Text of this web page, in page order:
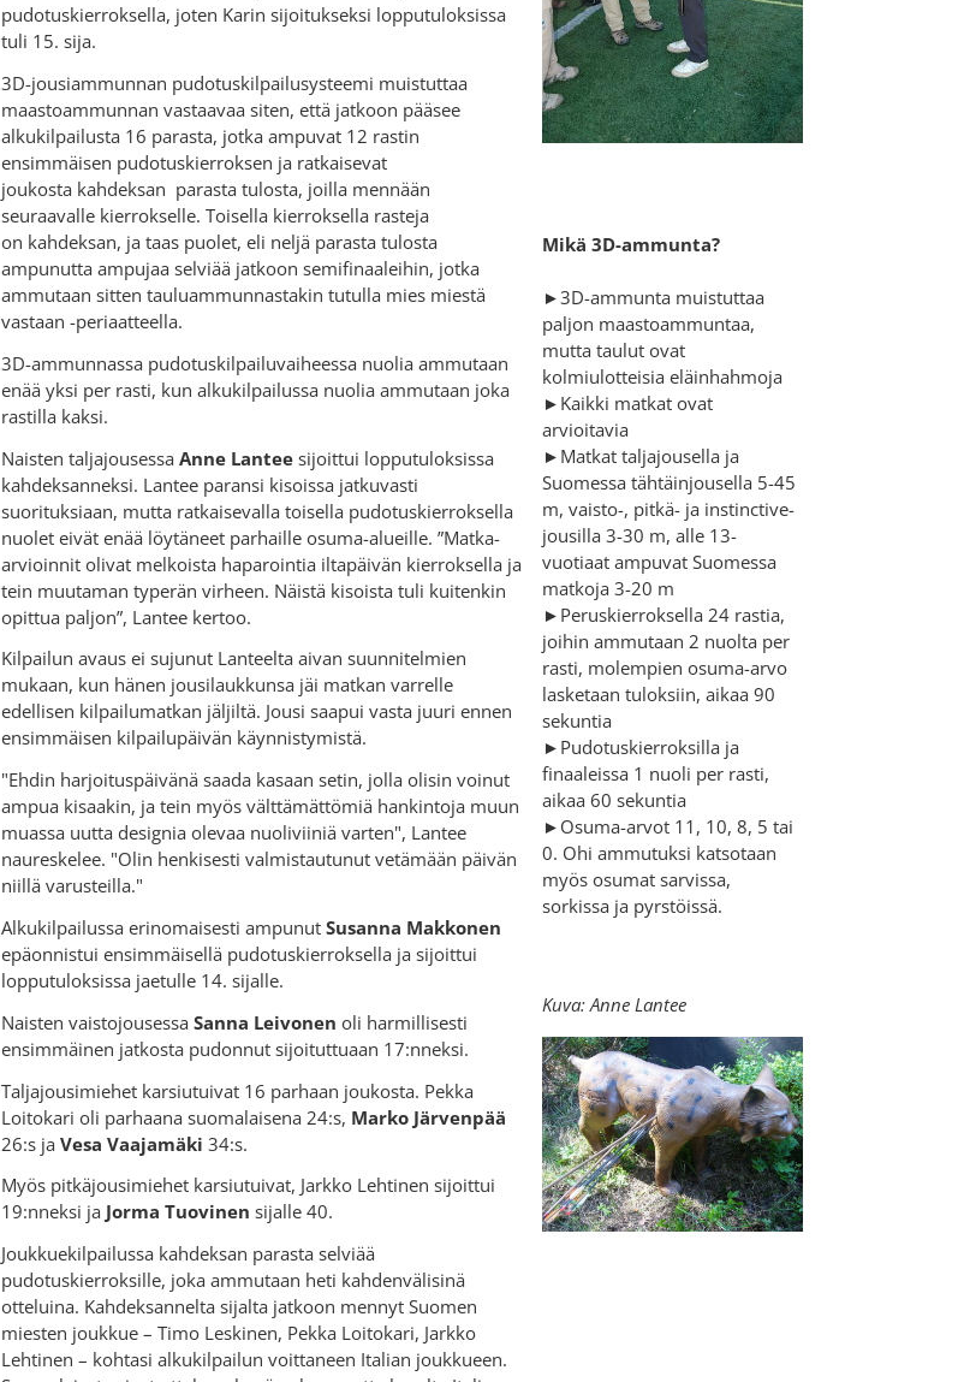
pudotuskierroksella, joten Karin sijoitukseksi lopputuloksissa
tuli 15. sija.
3D-jousiammunnan pudotuskilpailusysteemi muistuttaa
maastoammunnan vastaavaa siten, että jatkoon pääsee
alkukilpailusta 16 parasta, jotka ampuvat 12 rastin
ensimmäisen pudotuskierroksen ja ratkaisevat
joukosta kahdeksan parasta tulosta, joilla mennään
seuraavalle kierrokselle. Toisella kierroksella rasteja
on kahdeksan, ja taas puolet, eli neljä parasta tulosta
ampunutta ampujaa selviää jatkoon semifinaaleihin, jotka
ammutaan sitten tauluammunnastakin tutulla mies miestä
vastaan -periaatteella.
3D-ammunnassa pudotuskilpailuvaiheessa nuolia ammutaan
enää yksi per rasti, kun alkukilpailussa nuolia ammutaan joka
rastilla kaksi.
Naisten taljajousessa Anne Lantee sijoittui lopputuloksissa
kahdeksanneksi. Lantee paransi kisoissa jatkuvasti
suorituksiaan, mutta ratkaisevalla toisella pudotuskierroksella
nuolet eivät enää löytäneet parhaille osuma-alueille. ”Matka-
arvioinnit olivat melkoista haparointia iltapäivän kierroksella ja
tein muutaman typerän virheen. Näistä kisoista tuli kuitenkin
opittua paljon”, Lantee kertoo.
Kilpailun avaus ei sujunut Lanteelta aivan suunnitelmien
mukaan, kun hänen jousilaukkunsa jäi matkan varrelle
edellisen kilpailumatkan jäljiltä. Jousi saapui vasta juuri ennen
ensimmäisen kilpailupäivän käynnistymistä.
"Ehdin harjoituspäivänä saada kasaan setin, jolla olisin voinut
ampua kisaakin, ja tein myös välttämättömiä hankintoja muun
muassa uutta designia olevaa nuoliviiniä varten", Lantee
naureskelee. "Olin henkisesti valmistautunut vetämään päivän
niillä varusteilla."
Alkukilpailussa erinomaisesti ampunut Susanna Makkonen
epäonnistui ensimmäisellä pudotuskierroksella ja sijoittui
lopputuloksissa jaetulle 14. sijalle.
Naisten vaistojousessa Sanna Leivonen oli harmillisesti
ensimmäinen jatkosta pudonnut sijoituttuaan 17:nneksi.
Taljajousimiehet karsiutuivat 16 parhaan joukosta. Pekka
Loitokari oli parhaana suomalaisena 24:s, Marko Järvenpää
26:s ja Vesa Vaajamäki 34:s.
Myös pitkäjousimiehet karsiutuivat, Jarkko Lehtinen sijoittui
19:nneksi ja Jorma Tuovinen sijalle 40.
Joukkuekilpailussa kahdeksan parasta selviää
pudotuskierroksille, joka ammutaan heti kahdenvälisinä
otteluina. Kahdeksannelta sijalta jatkoon mennyt Suomen
miesten joukkue – Timo Leskinen, Pekka Loitokari, Jarkko
Lehtinen – kohtasi alkukilpailun voittaneen Italian joukkueen.
Mikä 3D-ammunta?
►3D-ammunta muistuttaa
paljon maastoammuntaa,
mutta taulut ovat
kolmiulotteisia eläinhahmoja
►Kaikki matkat ovat
arvioitavia
►Matkat taljajousella ja
Suomessa tähtäinjousella 5-45
m, vaisto-, pitkä- ja instinctive-
jousilla 3-30 m, alle 13-
vuotiaat ampuvat Suomessa
matkoja 3-20 m
►Peruskierroksella 24 rastia,
joihin ammutaan 2 nuolta per
rasti, molempien osuma-arvo
lasketaan tuloksiin, aikaa 90
sekuntia
►Pudotuskierroksilla ja
finaaleissa 1 nuoli per rasti,
aikaa 60 sekuntia
►Osuma-arvot 11, 10, 8, 5 tai
0. Ohi ammutuksi katsotaan
myös osumat sarvissa,
sorkissa ja pyrstöissä.
Kuva: Anne Lantee